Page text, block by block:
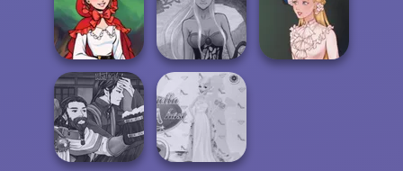
Americana
Anime Fairy
Creator
Bab's Back to
School Style
Cha...
Little Red Riding
Hood
Dark Mage
Creator